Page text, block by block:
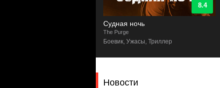
8.4
Самая опасная игра
Most Dangerous Game
Боевик, Триллер
Новости